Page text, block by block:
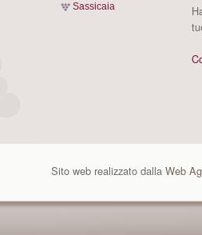
Sassicaia
Sito web realizzato dalla Web